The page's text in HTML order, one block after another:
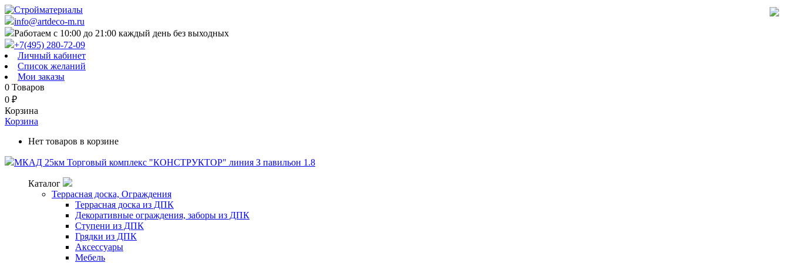
info@artdeco-m.ru
Работаем с 10:00 до 21:00 каждый день без выходных
+7(495) 280-72-09
Личный кабинет
Список желаний
Мои заказы
0 Товаров
0 ₽
Корзина
Корзина
Нет товаров в корзине
МКАД 25км Торговый комплекс "КОНСТРУКТОР" линия З павильон 1.8
Каталог
Террасная доска, Ограждения
Террасная доска из ДПК
Декоративные ограждения, заборы из ДПК
Ступени из ДПК
Грядки из ДПК
Аксессуары
Мебель